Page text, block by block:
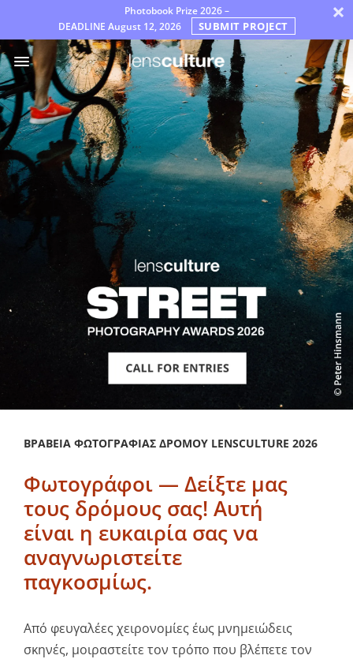
Photobook Prize 2026 –
DEADLINE August 12, 2026 SUBMIT PROJECT ×
Βραβεία
Επιτροπή
Συχνές
Ερωτήσεις
Κανόνες
Ελληνικά
ΒΡΑΒΕΊΑ ΦΩΤΟΓΡΑΦΊΑΣ ΔΡΌΜΟΥ LENSCULTURE 2026
Φωτογράφοι — Δείξτε μας
τους δρόμους σας! Αυτή
είναι η ευκαιρία σας να
αναγνωριστείτε
παγκοσμίως.
Από φευγαλέες χειρονομίες έως μνημειώδεις
σκηνές, μοιραστείτε τον τρόπο που βλέπετε τον